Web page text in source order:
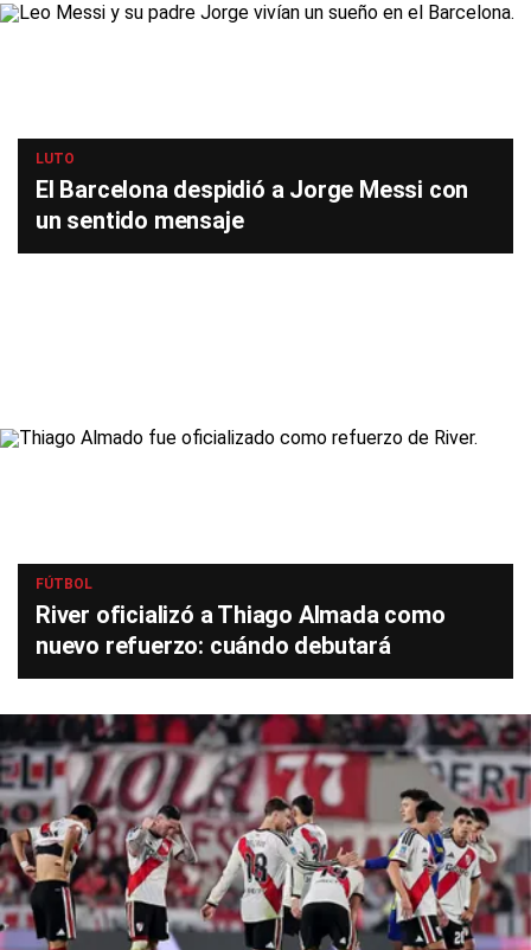
LUTO
El Barcelona despidió a Jorge Messi con
un sentido mensaje
FÚTBOL
River oficializó a Thiago Almada como
nuevo refuerzo: cuándo debutará